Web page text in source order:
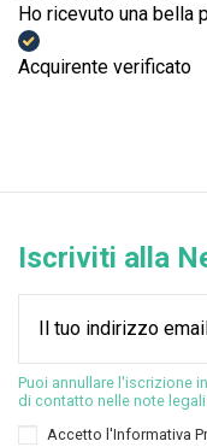
Ho ricevuto una bella
Acquirente verificato
Iscriviti alla
Puoi annullare l'iscrizione
di contatto nelle note
Accetto l'Informativa